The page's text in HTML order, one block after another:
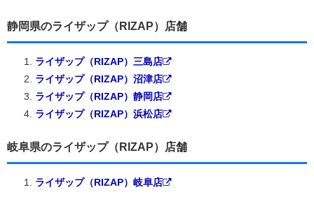
静岡県のライザップ（RIZAP）店舗
ライザップ（RIZAP）三島店
ライザップ（RIZAP）沼津店
ライザップ（RIZAP）静岡店
ライザップ（RIZAP）浜松店
岐阜県のライザップ（RIZAP）店舗
ライザップ（RIZAP）岐阜店